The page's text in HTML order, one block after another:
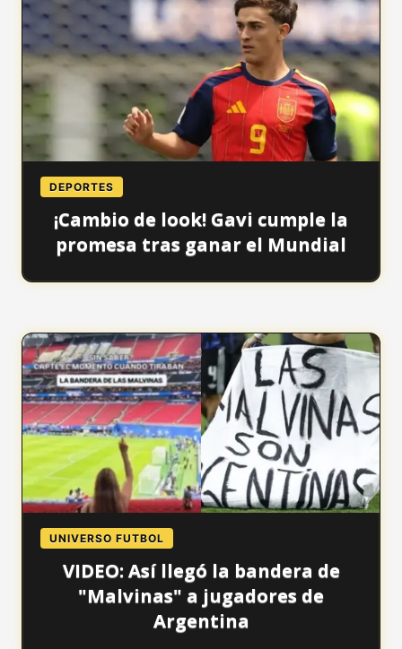
DEPORTES
¡Cambio de look! Gavi cumple la
promesa tras ganar el Mundial
UNIVERSO FUTBOL
VIDEO: Así llegó la bandera de
"Malvinas" a jugadores de
Argentina